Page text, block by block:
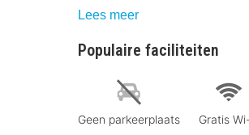
Lees meer
Populaire faciliteiten
Geen parkeerplaats Gratis